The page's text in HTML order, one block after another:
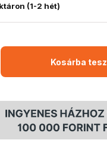
(1-2 hét)
Kosárba tesz